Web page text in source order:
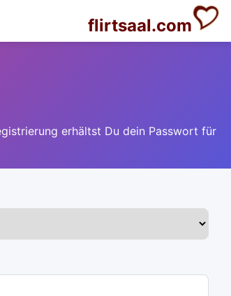
flirtsaal.com
erhältst Du dein Passwort für